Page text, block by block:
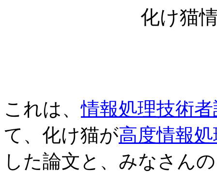
化け猫
これは、情報処理技術
て、化け猫が高度情報
した論文と、みなさん